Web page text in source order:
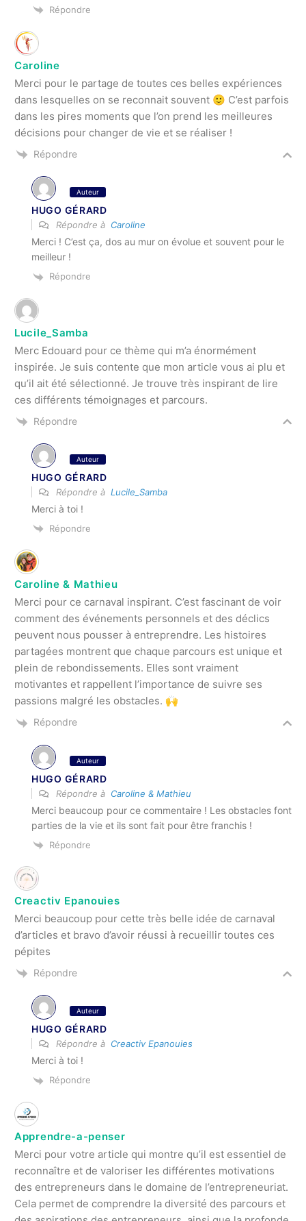
Répondre
Caroline
Merci pour le partage de toutes ces belles expériences
dans lesquelles on se reconnait souvent 🙂 C’est parfois
dans les pires moments que l’on prend les meilleures
décisions pour changer de vie et se réaliser !
Répondre
Auteur
HUGO GÉRARD
Répondre à Caroline
Merci ! C’est ça, dos au mur on évolue et souvent pour le
meilleur !
Répondre
Lucile_Samba
Merc Edouard pour ce thème qui m’a énormément
inspirée. Je suis contente que mon article vous ai plu et
qu’il ait été sélectionné. Je trouve très inspirant de lire
ces différents témoignages et parcours.
Répondre
Auteur
HUGO GÉRARD
Répondre à Lucile_Samba
Merci à toi !
Répondre
Caroline & Mathieu
Merci pour ce carnaval inspirant. C’est fascinant de voir
comment des événements personnels et des déclics
peuvent nous pousser à entreprendre. Les histoires
partagées montrent que chaque parcours est unique et
plein de rebondissements. Elles sont vraiment
motivantes et rappellent l’importance de suivre ses
passions malgré les obstacles. 🙌
Répondre
Auteur
HUGO GÉRARD
Répondre à Caroline & Mathieu
Merci beaucoup pour ce commentaire ! Les obstacles font
parties de la vie et ils sont fait pour être franchis !
Répondre
Creactiv Epanouies
Merci beaucoup pour cette très belle idée de carnaval
d’articles et bravo d’avoir réussi à recueillir toutes ces
pépites
Répondre
Auteur
HUGO GÉRARD
Répondre à Creactiv Epanouies
Merci à toi !
Répondre
Apprendre-a-penser
Merci pour votre article qui montre qu’il est essentiel de
reconnaître et de valoriser les différentes motivations
des entrepreneurs dans le domaine de l’entrepreneuriat.
Cela permet de comprendre la diversité des parcours et